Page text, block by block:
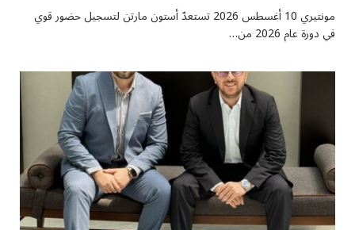
مونتيري 10 أغسطس 2026 تستعدّ أستون مارتن لتسجيل حضور قوي
في دورة عام 2026 من…